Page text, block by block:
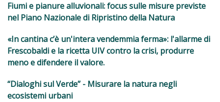
Fiumi e pianure alluvionali: focus sulle misure previste
nel Piano Nazionale di Ripristino della Natura
«In cantina c’è un'intera vendemmia ferma»: l'allarme di
Frescobaldi e la ricetta UIV contro la crisi, produrre
meno e difendere il valore.
“Dialoghi sul Verde” - Misurare la natura negli
ecosistemi urbani